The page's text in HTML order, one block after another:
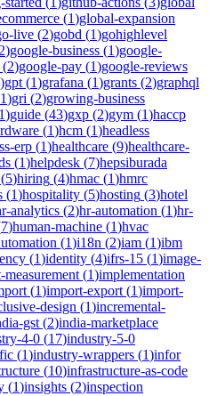
(1)global-expansion
live (2)gobd (1)gohighlevel
2)google-business (1)google-
(2)google-pay (1)google-reviews
)gpt (1)grafana (1)grants (2)graphql
1)gri (2)growing-business
1)guide (43)gxp (2)gym (1)haccp
(1)hcm (1)headless
erp (1)healthcare (9)healthcare-
(1)helpdesk (7)hepsiburada
(5)hiring (4)hmac (1)hmrc
(1)hospitality (5)hosting (3)hotel
analytics (2)hr-automation (1)hr-
7)human-machine (1)hvac
(1)i18n (2)iam (1)ibm
(1)identity (4)ifrs-15 (1)image-
measurement (1)implementation
(1)import-export (1)import-
design (1)incremental-
gst (2)india-marketplace
4-0 (17)industry-5-0
(1)industry-wrappers (1)infor
(10)infrastructure-as-code
(1)insights (2)inspection